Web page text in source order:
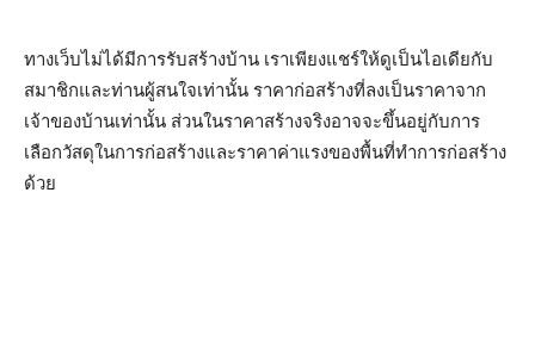
ทางเว็บไม่ได้มีการรับสร้างบ้าน เราเพียงแชร์ให้ดูเป็นไอเดียกับ
สมาชิกและท่านผู้สนใจเท่านั้น ราคาก่อสร้างที่ลงเป็นราคาจาก
เจ้าของบ้านเท่านั้น ส่วนในราคาสร้างจริงอาจจะขึ้นอยู่กับการ
เลือกวัสดุในการก่อสร้างและราคาค่าแรงของพื้นที่ทำการก่อสร้าง
ด้วย